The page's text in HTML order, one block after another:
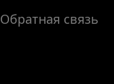
Обратная связь